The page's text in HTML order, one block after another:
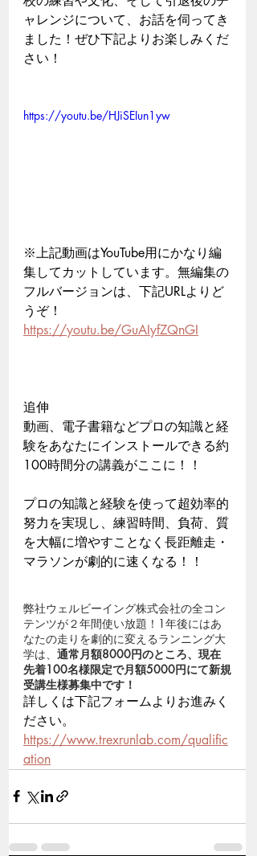
ャレンジについて、お話を伺ってき
ました！ぜひ下記よりお楽しみくだ
さい！
https://youtu.be/HJiSEIun1yw
※上記動画はYouTube用にかなり編
集してカットしています。無編集の
フルバージョンは、下記URLよりど
うぞ！
https://youtu.be/GuAIyfZQnGI
追伸
動画、電子書籍などプロの知識と経
験をあなたにインストールできる約
100時間分の講義がここに！！
​プロの知識と経験を使って超効率的
努力を実現し、練習時間、負荷、質
を大幅に増やすことなく長距離走・
マラソンが劇的に速くなる！！
弊社ウェルビーイング株式会社の全コン
テンツが２年間使い放題！1年後にはあ
なたの走りを劇的に変えるランニング大
学は、 通常月額8000円のところ、現在
先着100名様限定で月額5000円にて新規
受講生様募集中です！
詳しくは下記フォームよりお進みく
ださい。
https://www.trexrunlab.com/qualific
ation